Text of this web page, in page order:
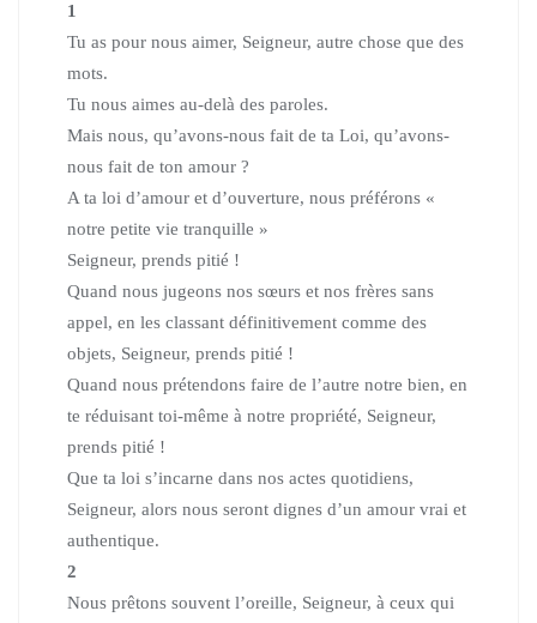
1
Tu as pour nous aimer, Seigneur, autre chose que des
mots.
Tu nous aimes au-delà des paroles.
Mais nous, qu’avons-nous fait de ta Loi, qu’avons-
nous fait de ton amour ?
A ta loi d’amour et d’ouverture, nous préférons «
notre petite vie tranquille »
Seigneur, prends pitié !
Quand nous jugeons nos sœurs et nos frères sans
appel, en les classant définitivement comme des
objets, Seigneur, prends pitié !
Quand nous prétendons faire de l’autre notre bien, en
te réduisant toi-même à notre propriété, Seigneur,
prends pitié !
Que ta loi s’incarne dans nos actes quotidiens,
Seigneur, alors nous seront dignes d’un amour vrai et
authentique.
2
Nous prêtons souvent l’oreille, Seigneur, à ceux qui